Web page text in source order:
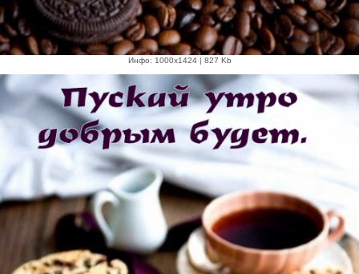
Инфо: 1000х1424 | 827 Kb